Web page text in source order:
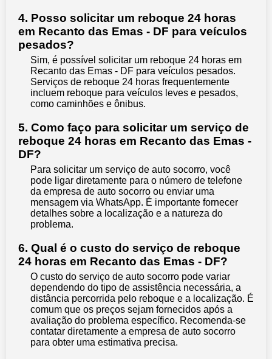
4. Posso solicitar um reboque 24 horas
em Recanto das Emas - DF para veículos
pesados?
Sim, é possível solicitar um reboque 24 horas em
Recanto das Emas - DF para veículos pesados.
Serviços de reboque 24 horas frequentemente
incluem reboque para veículos leves e pesados,
como caminhões e ônibus.
5. Como faço para solicitar um serviço de
reboque 24 horas em Recanto das Emas -
DF?
Para solicitar um serviço de auto socorro, você
pode ligar diretamente para o número de telefone
da empresa de auto socorro ou enviar uma
mensagem via WhatsApp. É importante fornecer
detalhes sobre a localização e a natureza do
problema.
6. Qual é o custo do serviço de reboque
24 horas em Recanto das Emas - DF?
O custo do serviço de auto socorro pode variar
dependendo do tipo de assistência necessária, a
distância percorrida pelo reboque e a localização. É
comum que os preços sejam fornecidos após a
avaliação do problema específico. Recomenda-se
contatar diretamente a empresa de auto socorro
para obter uma estimativa precisa.